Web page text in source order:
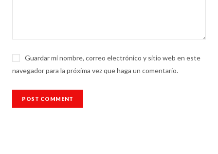
Guardar mi nombre, correo electrónico y sitio web en este
navegador para la próxima vez que haga un comentario.